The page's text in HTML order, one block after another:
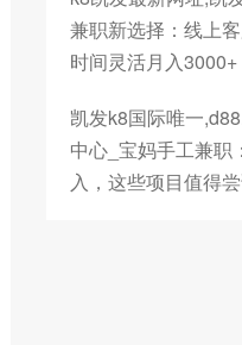
兼职新选择：线上
时间灵活月入3000+
凯发k8国际唯一
中心_宝妈手工兼职
入，这些项目值得